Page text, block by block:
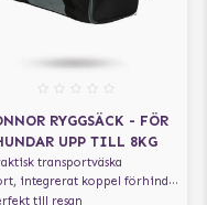
RYGGSÄCK - FÖR
UPP TILL 8KG
transportväska
integrerat koppel förhindrar att hunden hoppar ur
till resan